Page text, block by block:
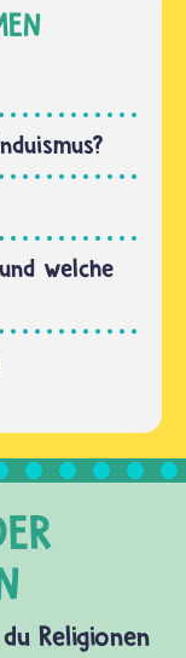
welche
Religionen